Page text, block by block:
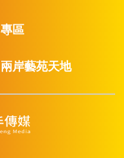
專區
兩岸藝苑天地